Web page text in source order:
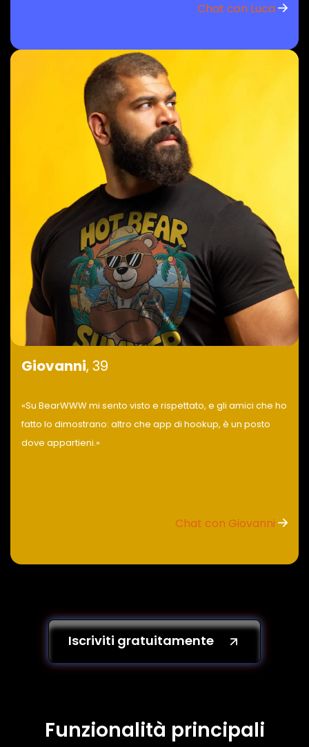
Chat con Luca
Giovanni, 39
«Su BearWWW mi sento visto e rispettato, e gli amici che ho
fatto lo dimostrano: altro che app di hookup, è un posto
dove appartieni.»
Chat con Giovanni
Iscriviti gratuitamente
Funzionalità principali